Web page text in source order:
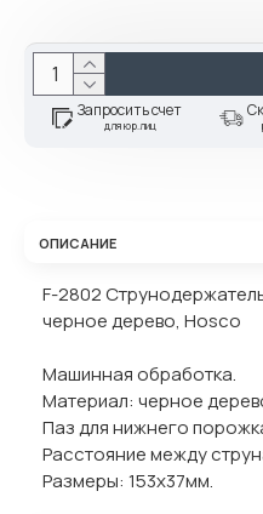
Запросить счет
для юр.лиц
ОПИСАНИЕ
F-2802
черное дерево, Hosco
Машинная обработка.
Материал: черное
Паз для нижнего
Расстояние между
Размеры: 153х37мм.